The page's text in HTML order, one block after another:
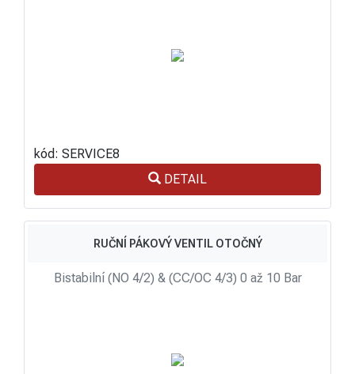
kód: SERVICE8
DETAIL
RUČNÍ PÁKOVÝ VENTIL OTOČNÝ
Bistabilní (NO 4/2) & (CC/OC 4/3) 0 až 10 Bar